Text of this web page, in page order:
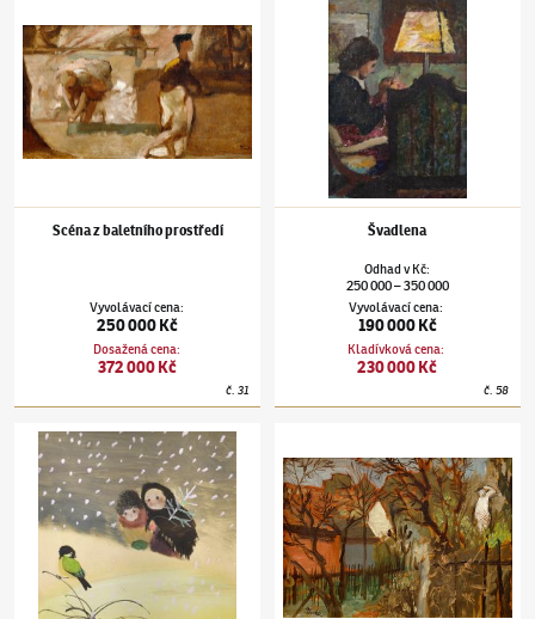
Scéna z baletního prostředí
Vyvolávací cena:
250 000 Kč
Dosažená cena:
372 000 Kč
č.31
Švadlena
OdhadvKč:
250 000–350 000
Vyvolávací cena:
190 000 Kč
Kladívková cena:
230 000 Kč
č.58
Jiří Trnka(1912–1969)Vánoční nálada